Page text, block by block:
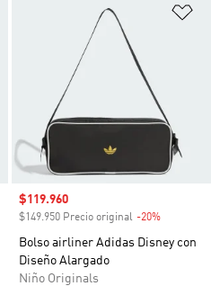
Añadir a la lista de deseos
Precio de venta
$119.960
$149.950 Precio original -20%
Bolso airliner Adidas Disney con
Diseño Alargado
Niño Originals